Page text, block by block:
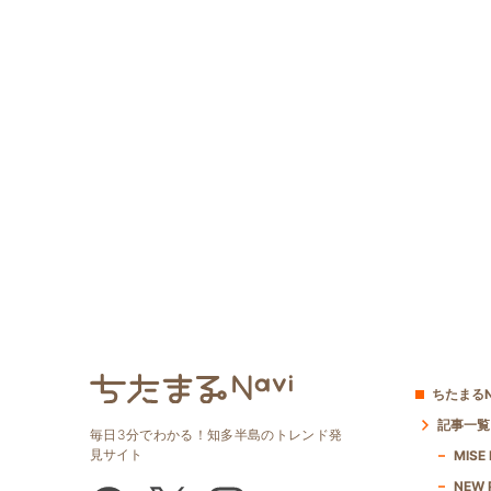
毎日3分でわかる！知多半島のトレンド発
見サイト
ちたまる
記事一覧
MISE
NEW